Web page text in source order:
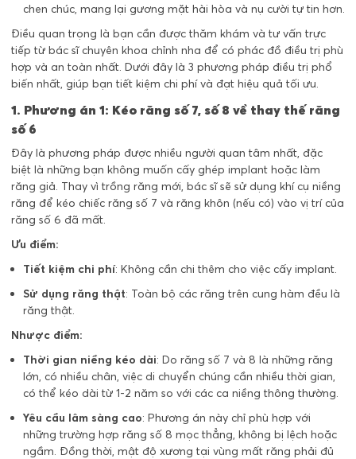
chen chúc, mang lại gương mặt hài hòa và nụ cười tự tin hơn.
Điều quan trọng là bạn cần được thăm khám và tư vấn trực
tiếp từ bác sĩ chuyên khoa chỉnh nha để có phác đồ điều trị phù
hợp và an toàn nhất. Dưới đây là 3 phương pháp điều trị phổ
biến nhất, giúp bạn tiết kiệm chi phí và đạt hiệu quả tối ưu.
1. Phương án 1: Kéo răng số 7, số 8 về thay thế răng
số 6
Đây là phương pháp được nhiều người quan tâm nhất, đặc
biệt là những bạn không muốn cấy ghép implant hoặc làm
răng giả. Thay vì trồng răng mới, bác sĩ sẽ sử dụng khí cụ niềng
răng để kéo chiếc răng số 7 và răng khôn (nếu có) vào vị trí của
răng số 6 đã mất.
Ưu điểm:
Tiết kiệm chi phí: Không cần chi thêm cho việc cấy implant.
Sử dụng răng thật: Toàn bộ các răng trên cung hàm đều là
răng thật.
Nhược điểm:
Thời gian niềng kéo dài: Do răng số 7 và 8 là những răng
lớn, có nhiều chân, việc di chuyển chúng cần nhiều thời gian,
có thể kéo dài từ 1-2 năm so với các ca niềng thông thường.
Yêu cầu lâm sàng cao: Phương án này chỉ phù hợp với
những trường hợp răng số 8 mọc thẳng, không bị lệch hoặc
ngầm. Đồng thời, mật độ xương tại vùng mất răng phải đủ